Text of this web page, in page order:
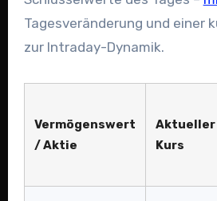
Tagesveränderung und einer
zur Intraday-Dynamik.
Vermögenswert
/ Aktie
Aktueller
Kurs